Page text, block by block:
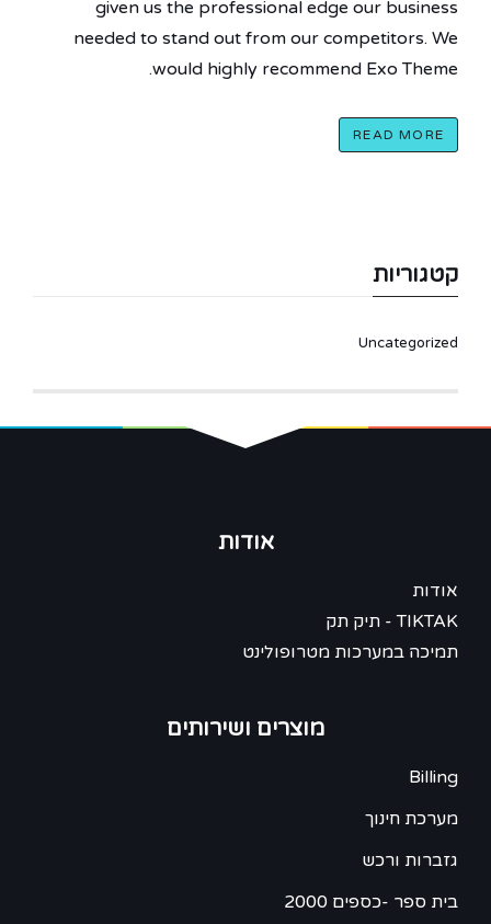
given us the professional edge our business
needed to stand out from our competitors. We
would highly recommend Exo Theme.
READ MORE
קטגוריות
Uncategorized
אודות
אודות
TIKTAK - תיק תק
תמיכה במערכות מטרופולינט
מוצרים ושירותים
Billing
מערכת חינוך
גזברות ורכש
בית ספר -כספים 2000